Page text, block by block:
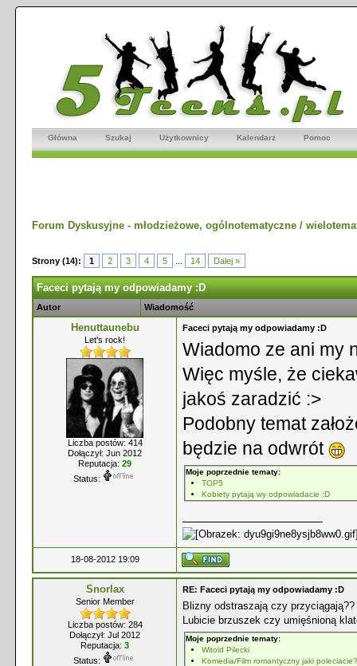
Główna Szukaj Użytkownicy Kalendarz Pomoc
Forum Dyskusyjne - młodzieżowe, ogólnotematyczne /
Strony (14): 1 2 3 4 5 14 Dalej »
Faceci pytają my odpowiadamy :D
Autor Wiadomość
Henuttaunebu
Let's rock!
Liczba postów: 414
Dołączył: Jun 2012
Reputacja: 29
Status:
Faceci pytają my odpowiadamy :D
Wiadomo ze ani my
Więc myśle, że
jakoś zaradzić :>
Podobny temat
będzie na odwrót
Moje poprzednie tematy:
TOP5
Kobiety pytają wy odpowiadacie :D
18-08-2012 19:09
Snorlax
Senior Member
Liczba postów: 284
Dołączył: Jul 2012
Reputacja: 3
Status:
RE: Faceci pytają my odpowiadamy :D
Blizny odstraszają czy przyciągają??
Lubicie brzuszek czy umięśnioną
Moje poprzednie tematy:
Witold Pilecki
Komedia/Film romantyczny jaki poleciacie?